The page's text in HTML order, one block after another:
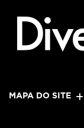
MAPA DO SITE